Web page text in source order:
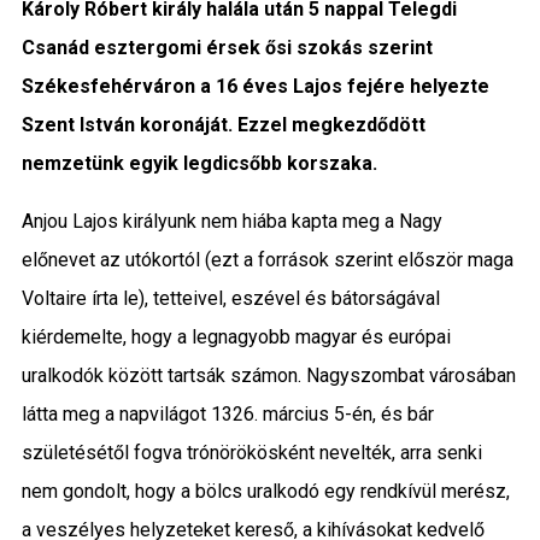
Közigazgatás
Időjárás
Kultúra
Interjú
Városunkról
Sport
Kapcsolat
Károly Róbert király halála után 5 nappal Telegdi
Csanád esztergomi érsek ősi szokás szerint
Székesfehérváron a 16 éves Lajos fejére helyezte
Szent István koronáját. Ezzel megkezdődött
nemzetünk egyik legdicsőbb korszaka.
Anjou Lajos királyunk nem hiába kapta meg a Nagy
előnevet az utókortól (ezt a források szerint először maga
Voltaire írta le), tetteivel, eszével és bátorságával
kiérdemelte, hogy a legnagyobb magyar és európai
uralkodók között tartsák számon. Nagyszombat városában
látta meg a napvilágot 1326. március 5-én, és bár
születésétől fogva trónörökösként nevelték, arra senki
nem gondolt, hogy a bölcs uralkodó egy rendkívül merész,
a veszélyes helyzeteket kereső, a kihívásokat kedvelő